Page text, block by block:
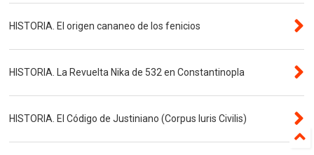
HISTORIA. El origen cananeo de los fenicios
HISTORIA. La Revuelta Nika de 532 en Constantinopla
HISTORIA. El Código de Justiniano (Corpus Iuris Civilis)